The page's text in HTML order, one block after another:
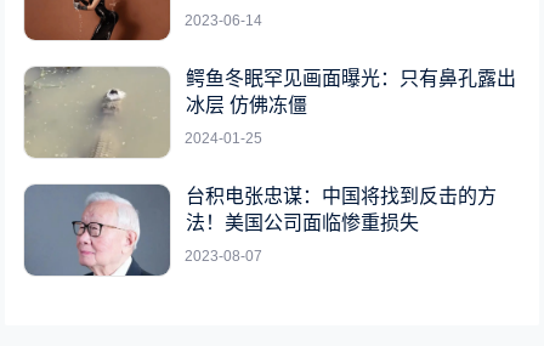
2023-06-14
鳄鱼冬眠罕见画面曝光：只有鼻孔露出
冰层 仿佛冻僵
2024-01-25
台积电张忠谋：中国将找到反击的方
法！美国公司面临惨重损失
2023-08-07